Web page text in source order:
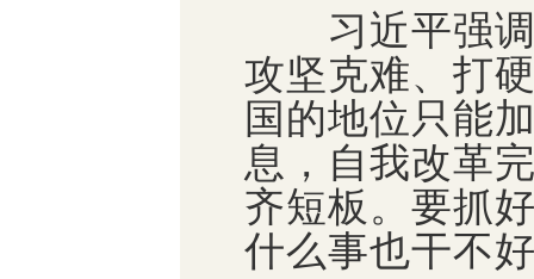
习近平强调
攻坚克难、打
国的地位只能
息，自我改革
齐短板。要抓
什么事也干不